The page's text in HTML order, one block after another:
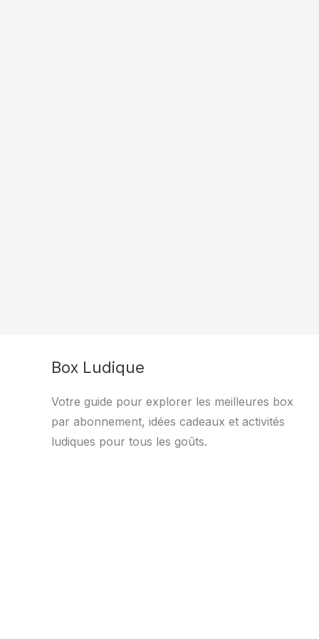
Box Ludique
Votre guide pour explorer les meilleures box
par abonnement, idées cadeaux et activités
ludiques pour tous les goûts.